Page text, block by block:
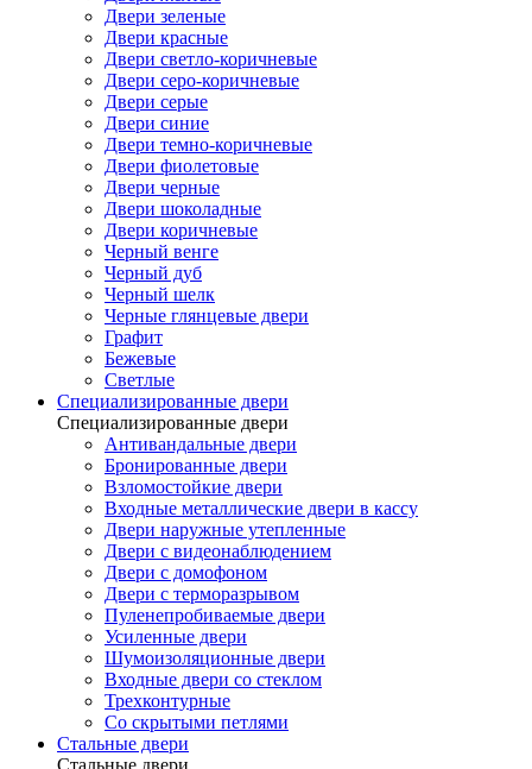
Двери зеленые
Двери красные
Двери светло-коричневые
Двери серо-коричневые
Двери серые
Двери синие
Двери темно-коричневые
Двери фиолетовые
Двери черные
Двери шоколадные
Двери коричневые
Черный венге
Черный дуб
Черный шелк
Черные глянцевые двери
Графит
Бежевые
Светлые
Специализированные двери
Специализированные двери
Антивандальные двери
Бронированные двери
Взломостойкие двери
Входные металлические двери в кассу
Двери наружные утепленные
Двери с видеонаблюдением
Двери с домофоном
Двери с терморазрывом
Пуленепробиваемые двери
Усиленные двери
Шумоизоляционные двери
Входные двери со стеклом
Трехконтурные
Со скрытыми петлями
Стальные двери